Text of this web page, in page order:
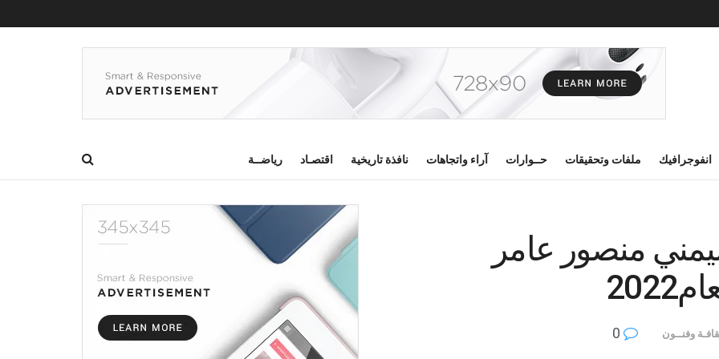
انفوجرافيك ملفات وتحقيقات حــوارات آراء واتجاهات نافذة تاريخية اقتصـاد رياضــة
منصور عامر
وفنــون